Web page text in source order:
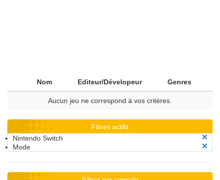
Nom Editeur/Dévelopeur Genres
Aucun jeu ne correspond à vos critères.
Filtres actifs
Nintendo Switch
Mode